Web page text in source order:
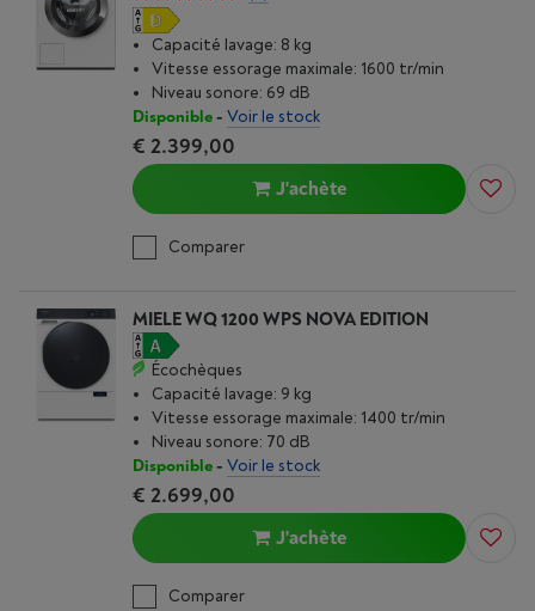
Capacité lavage: 8 kg
Vitesse essorage maximale: 1600 tr/min
Niveau sonore: 69 dB
Disponible- Voir le stock
€ 2.399,00
J'achète
Comparer
MIELE WQ 1200 WPS NOVA EDITION
Écochèques
Capacité lavage: 9 kg
Vitesse essorage maximale: 1400 tr/min
Niveau sonore: 70 dB
Disponible- Voir le stock
€ 2.699,00
J'achète
Comparer